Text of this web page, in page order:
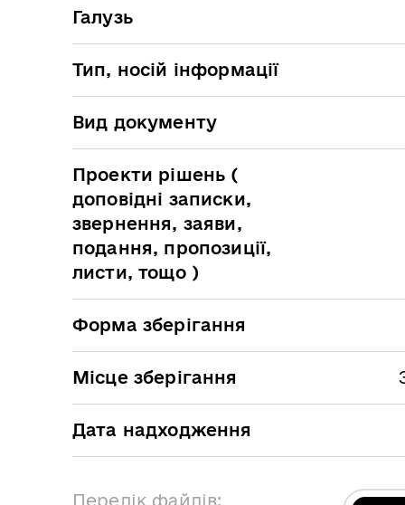
Галузь
Тип, носій інформації
Вид документу
Проекти рішень (
доповідні записки,
звернення, заяви,
подання, пропозиції,
листи, тощо )
Форма зберігання
Місце зберігання
Дата надходження
Перелік файлів: